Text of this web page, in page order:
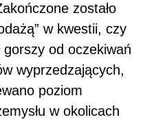
zostało
w kwestii, czy
gorszy od oczekiwań
wyprzedzających,
poziom
w okolicach